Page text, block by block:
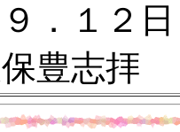
．１２
豊志拝